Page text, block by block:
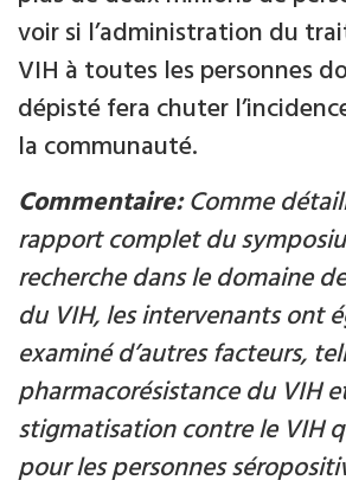
voir si l’administration du
VIH à toutes les personnes
dépisté fera chuter
la communauté.
Commentaire:Comme
rapport complet du
recherche dans le domaine
du VIH, les intervenants ont
examiné d’autres facteurs,
pharmacorésistance du VIH
stigmatisation contre le VIH
pour les personnes